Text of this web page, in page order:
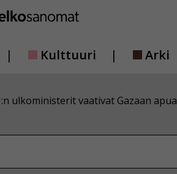
Kulttuuri Arki
ulkoministerit vaativat Gazaan apua